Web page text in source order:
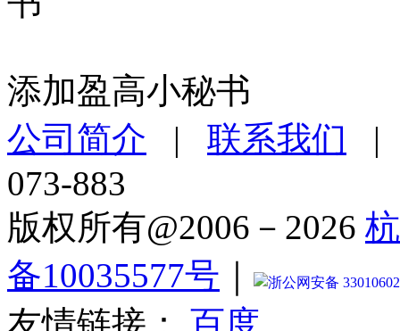
添加盈高小秘书
公司简介 | 联系我们
073-883
版权所有@2006－2026
备10035577号
浙公网安备
友情链接： 百度